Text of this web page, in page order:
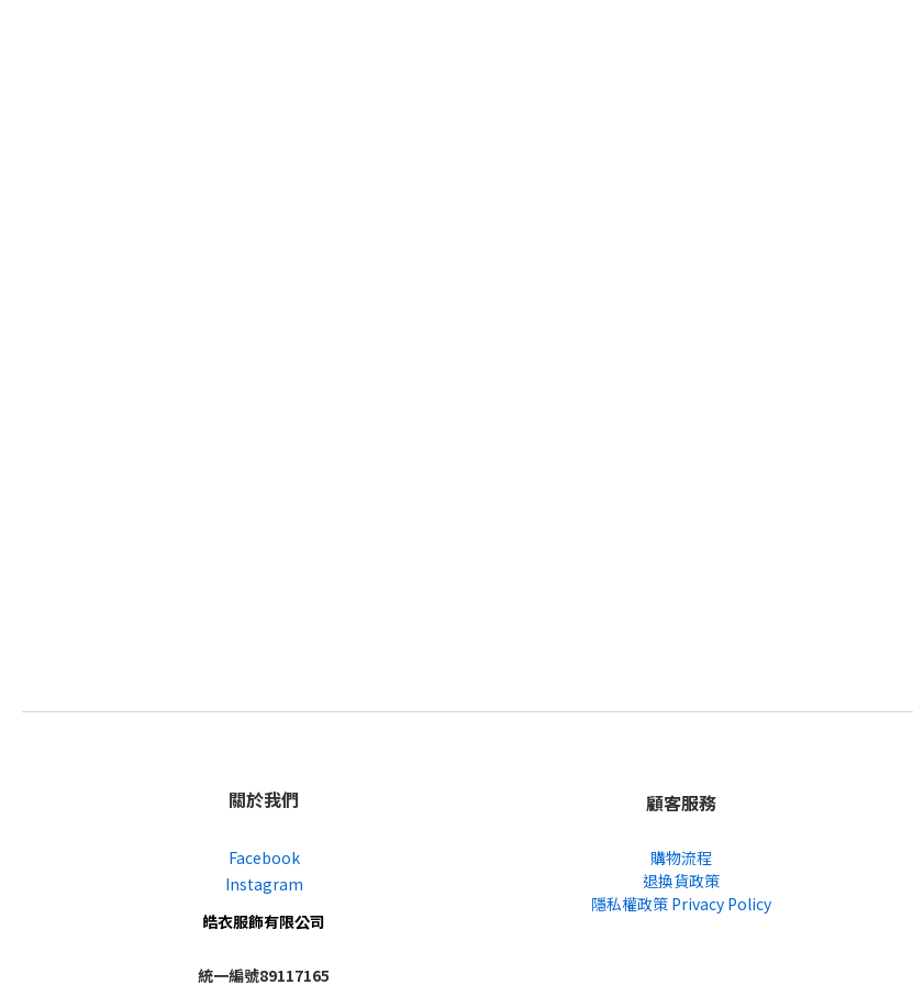
關於我們
Facebook
Instagram
皓衣服飾有限公司
統一編號89117165
顧客服務
購物流程
退換貨政策
隱私權政策 Privacy Policy